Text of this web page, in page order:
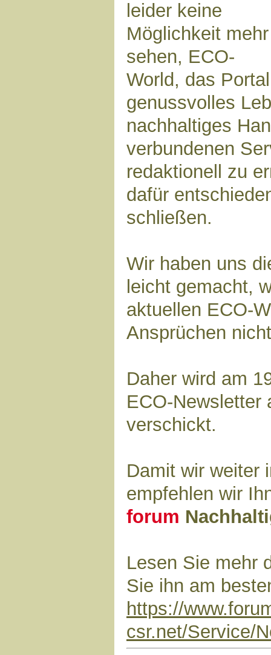
leider keine
Möglichkeit mehr
sehen, ECO-
World, das
genussvolles
nachhaltiges
verbundenen
redaktionell zu
dafür
schließen.
Wir haben uns
leicht gemacht,
aktuellen ECO-
Ansprüchen
Daher wird am
ECO-Newsletter
verschickt.
Damit wir weiter
empfehlen wir
forum
Lesen Sie mehr
Sie ihn am
https://
csr.net/Service/